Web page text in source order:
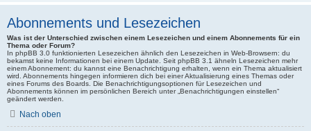
Abonnements und Lesezeichen
Was ist der Unterschied zwischen einem Lesezeichen und einem Abonnements für ein
Thema oder Forum?
In phpBB 3.0 funktionierten Lesezeichen ähnlich den Lesezeichen in Web-Browsern: du
bekamst keine Informationen bei einem Update. Seit phpBB 3.1 ähneln Lesezeichen mehr
einem Abonnement: du kannst eine Benachrichtigung erhalten, wenn ein Thema aktualisiert
wird. Abonnements hingegen informieren dich bei einer Aktualisierung eines Themas oder
eines Forums des Boards. Die Benachrichtigungsoptionen für Lesezeichen und
Abonnements können im persönlichen Bereich unter „Benachrichtigungen einstellen“
geändert werden.
Nach oben